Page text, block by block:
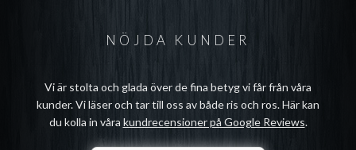
NÖJDA KUNDER
Vi är stolta och glada över de fina betyg vi får från våra
kunder. Vi läser och tar till oss av både ris och ros. Här kan
du kolla in våra kundrecensioner på Google Reviews.